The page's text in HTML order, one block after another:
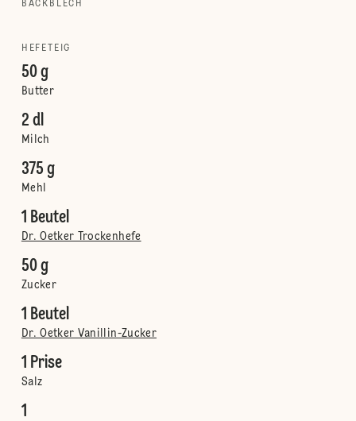
BACKBLECH
HEFETEIG
50 g
Butter
2 dl
Milch
375 g
Mehl
1 Beutel
Dr. Oetker Trockenhefe
50 g
Zucker
1 Beutel
Dr. Oetker Vanillin-Zucker
1 Prise
Salz
1